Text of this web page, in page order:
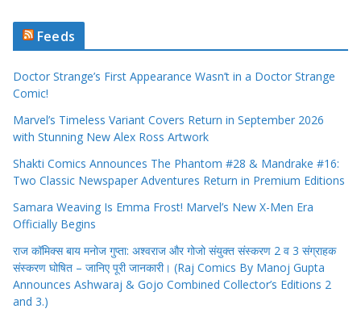
Feeds
Doctor Strange’s First Appearance Wasn’t in a Doctor Strange
Comic!
Marvel’s Timeless Variant Covers Return in September 2026
with Stunning New Alex Ross Artwork
Shakti Comics Announces The Phantom #28 & Mandrake #16:
Two Classic Newspaper Adventures Return in Premium Editions
Samara Weaving Is Emma Frost! Marvel’s New X-Men Era
Officially Begins
राज कॉमिक्स बाय मनोज गुप्ता: अश्वराज और गोजो संयुक्त संस्करण 2 व 3 संग्राहक
संस्करण घोषित – जानिए पूरी जानकारी। (Raj Comics By Manoj Gupta
Announces Ashwaraj & Gojo Combined Collector’s Editions 2
and 3.)